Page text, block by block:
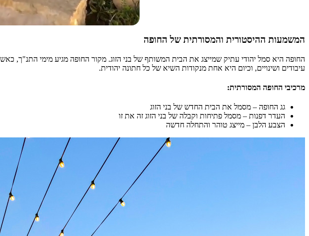
המשמעות ההיסטורית והמסורתית של החופה
החופה היא סמל יהודי עתיק שמייצג את הבית המשותף של בני הזוג. מקור החופה מגיע מימי התנ"ך,
עיבודים ושינויים, וכיום היא אחת מנקודות השיא של כל חתונה יהודית.
מרכיבי החופה המסורתית:
גג החופה – מסמל את הבית החדש של בני הזוג
העדר דפנות – מסמל פתיחות וקבלה של בני הזוג זה את זו
הצבע הלבן – מייצג טוהר והתחלה חדשה